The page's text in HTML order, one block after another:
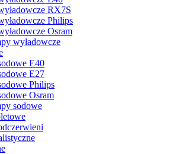
RX7S
Philips
Osram
wyładowcze
E40
E27
Philips
Osram
sodowe